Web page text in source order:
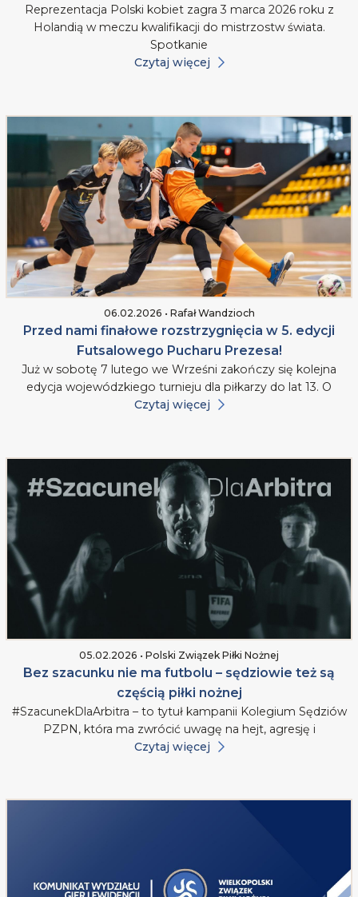
Reprezentacja Polski kobiet zagra 3 marca 2026 roku z
Holandią w meczu kwalifikacji do mistrzostw świata.
Spotkanie
Czytaj więcej
06.02.2026 • Rafał Wandzioch
Przed nami finałowe rozstrzygnięcia w 5. edycji
Futsalowego Pucharu Prezesa!
Już w sobotę 7 lutego we Wrześni zakończy się kolejna
edycja wojewódzkiego turnieju dla piłkarzy do lat 13. O
Czytaj więcej
05.02.2026 • Polski Związek Piłki Nożnej
Bez szacunku nie ma futbolu – sędziowie też są
częścią piłki nożnej
#SzacunekDlaArbitra – to tytuł kampanii Kolegium Sędziów
PZPN, która ma zwrócić uwagę na hejt, agresję i
Czytaj więcej